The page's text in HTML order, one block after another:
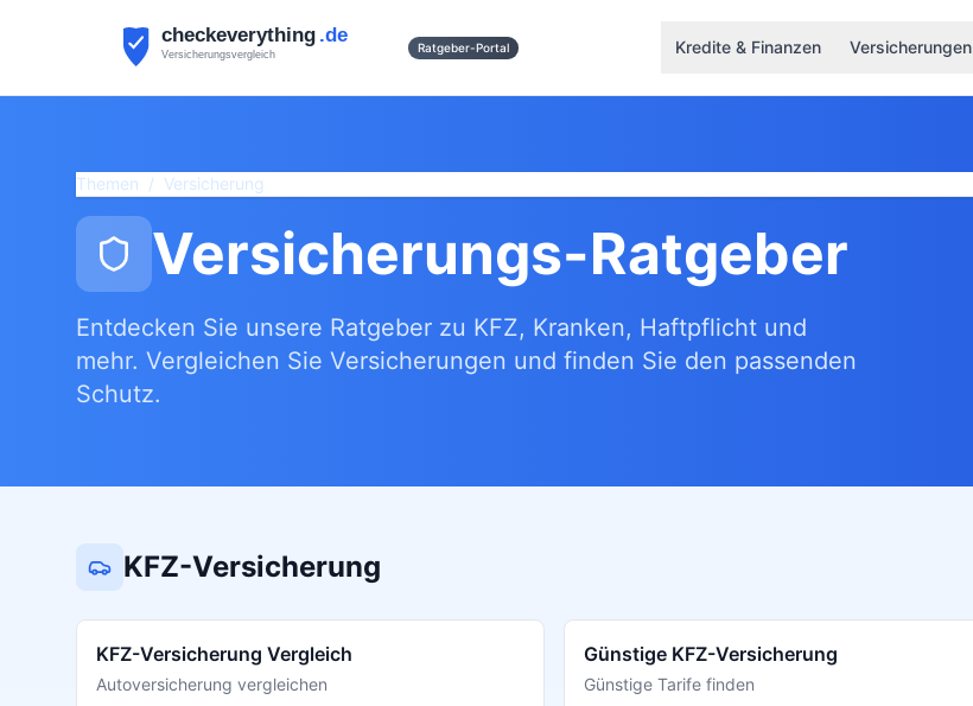
Ratgeber-Portal Kredite & Finanzen Versicherungen
Themen / Versicherung
Versicherungs-Ratgeber
Entdecken Sie unsere Ratgeber zu KFZ, Kranken, Haftpflicht und
mehr. Vergleichen Sie Versicherungen und finden Sie den passenden
Schutz.
KFZ-Versicherung
KFZ-Versicherung Vergleich
Autoversicherung vergleichen
Günstige KFZ-Versicherung
Günstige Tarife finden